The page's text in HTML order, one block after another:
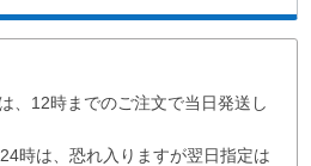
、12時までのご注文で当日発送し
時は、恐れ入りますが翌日指定は